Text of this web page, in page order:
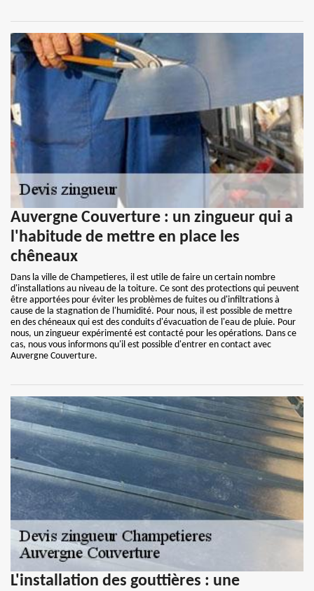
Auvergne Couverture : un zingueur qui a
l'habitude de mettre en place les
chêneaux
Dans la ville de Champetieres, il est utile de faire un certain nombre
d'installations au niveau de la toiture. Ce sont des protections qui peuvent
être apportées pour éviter les problèmes de fuites ou d'infiltrations à
cause de la stagnation de l'humidité. Pour nous, il est possible de mettre
en des chéneaux qui est des conduits d'évacuation de l'eau de pluie. Pour
nous, un zingueur expérimenté est contacté pour les opérations. Dans ce
cas, nous vous informons qu'il est possible d'entrer en contact avec
Auvergne Couverture.
L'installation des gouttières : une